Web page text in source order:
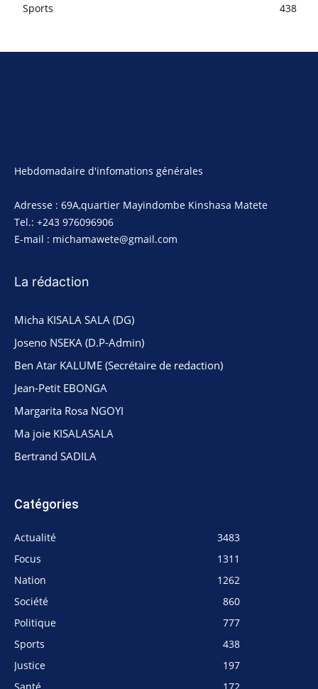
Sports
438
Hebdomadaire d'infomations générales
Adresse : 69A,quartier Mayindombe Kinshasa Matete
Tel.: +243 976096906
E-mail : michamawete@gmail.com
La rédaction
Micha KISALA SALA (DG)
Joseno NSEKA (D.P-Admin)
Ben Atar KALUME (Secrétaire de redaction)
Jean-Petit EBONGA
Margarita Rosa NGOYI
Ma joie KISALASALA
Bertrand SADILA
Catégories
Actualité
3483
Focus
1311
Nation
1262
Société
860
Politique
777
Sports
438
Justice
197
Santé
172